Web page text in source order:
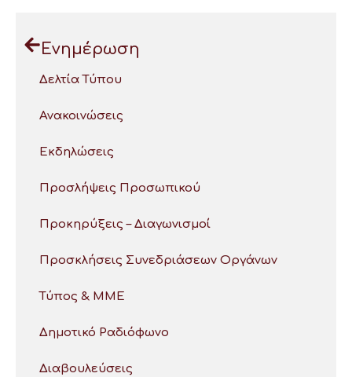
Ενημέρωση
Δελτία Τύπου
Ανακοινώσεις
Εκδηλώσεις
Προσλήψεις Προσωπικού
Προκηρύξεις – Διαγωνισμοί
Προσκλήσεις Συνεδριάσεων Οργάνων
Τύπος & ΜΜΕ
Δημοτικό Ραδιόφωνο
Διαβουλεύσεις